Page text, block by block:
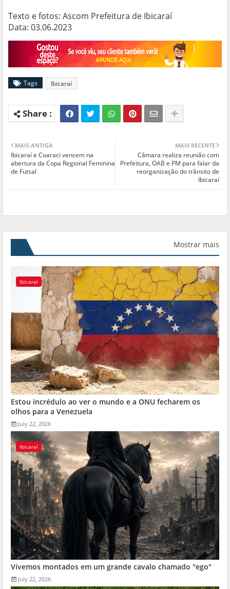
Texto e fotos: Ascom Prefeitura de Ibicaraí
Data: 03.06.2023
Tags Ibicaraí
MAIS RECENTE
Câmara realiza reunião com
Prefeitura, OAB e PM para falar da
reorganização do trânsito de
Ibicaraí
MAIS ANTIGA
Ibicaraí e Coaraci vencem na
abertura da Copa Regional Feminina
de Futsal
Mostrar mais
Ibicaraí
Estou incrédulo ao ver o mundo e a ONU fecharem os
olhos para a Venezuela
July 22, 2026
Ibicaraí
Vivemos montados em um grande cavalo chamado "ego"
July 22, 2026